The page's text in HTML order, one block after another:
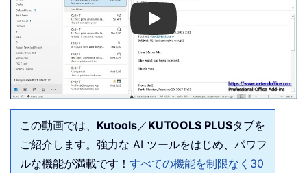
Play
この動画では、 Kutools／KUTOOLS PLUSタブを
ご紹介します。強力な AI ツールをはじめ、パワフ
ルな機能が満載です！ すべての機能を制限なく30